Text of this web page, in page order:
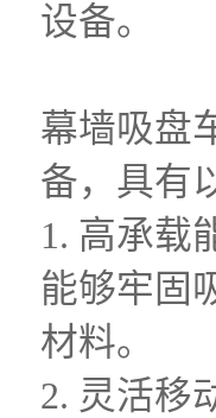
设备。
幕墙吸盘
备，具有
1. 高承载
能够牢固
材料。
2. 灵活移